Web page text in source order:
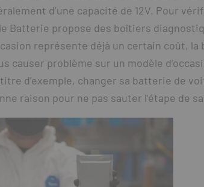
d’une capacité de 12V. Pour
Batterie propose des boîtiers
représente déjà un certain coût,
causer problème sur un modèle
d’exemple, changer sa batterie de
raison pour ne pas sauter l’étape de